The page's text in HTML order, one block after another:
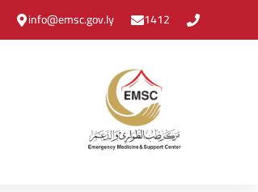
1412
info@emsc.gov.ly